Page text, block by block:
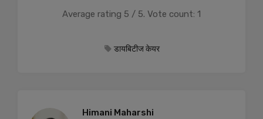
Average rating 5 / 5. Vote count: 1
डायबिटीज केयर
Himani Maharshi